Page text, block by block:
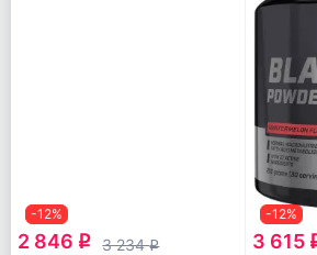
-12%
2 846 q 3 234q
-12%
3 615